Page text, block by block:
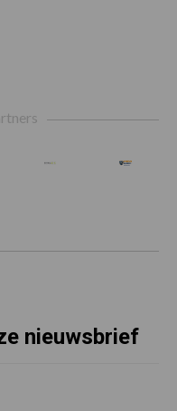
nieuwsbrief